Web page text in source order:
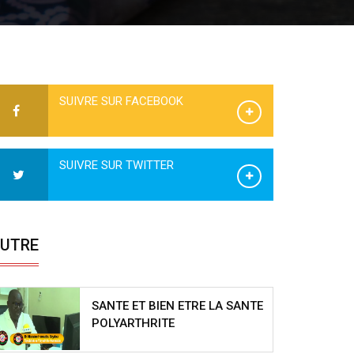
SUIVRE SUR FACEBOOK
SUIVRE SUR TWITTER
SANTE ET BIEN ETRE LA SANTE
POLYARTHRITE